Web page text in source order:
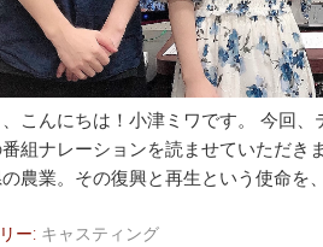
こんにちは！小津ミワです。 今回
番組ナレーションを読ませていただき
農業。その復興と再生という使命を
ー: キャスティング